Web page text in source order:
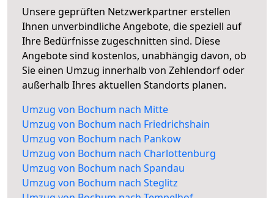
Unsere geprüften Netzwerkpartner erstellen
Ihnen unverbindliche Angebote, die speziell auf
Ihre Bedürfnisse zugeschnitten sind. Diese
Angebote sind kostenlos, unabhängig davon, ob
Sie einen Umzug innerhalb von Zehlendorf oder
außerhalb Ihres aktuellen Standorts planen.
Umzug von Bochum nach Mitte
Umzug von Bochum nach Friedrichshain
Umzug von Bochum nach Pankow
Umzug von Bochum nach Charlottenburg
Umzug von Bochum nach Spandau
Umzug von Bochum nach Steglitz